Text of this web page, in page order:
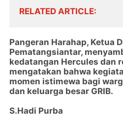
RELATED ARTICLE
Pangeran Harahap, Ketua
Pematangsiantar,
kedatangan Hercules dan
mengatakan bahwa
momen istimewa bagi
dan keluarga besar GRIB.
S.Hadi Purba